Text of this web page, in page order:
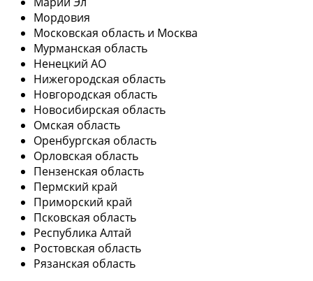
Мордовия
Московская область и Москва
Мурманская область
Ненецкий АО
Нижегородская область
Новгородская область
Новосибирская область
Омская область
Оренбургская область
Орловская область
Пензенская область
Пермский край
Приморский край
Псковская область
Республика Алтай
Ростовская область
Рязанская область